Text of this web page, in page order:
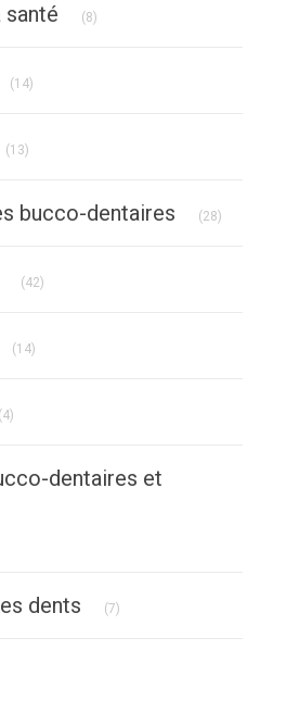
santé (8)
(14)
(13)
bucco-dentaires (28)
(42)
(14)
(4)
dentaires et
dents (7)